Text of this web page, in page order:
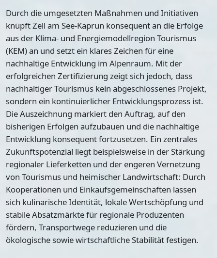
Durch die umgesetzten Maßnahmen und Initiativen
knüpft Zell am See-Kaprun konsequent an die Erfolge
aus der Klima- und Energiemodellregion Tourismus
(KEM) an und setzt ein klares Zeichen für eine
nachhaltige Entwicklung im Alpenraum. Mit der
erfolgreichen Zertifizierung zeigt sich jedoch, dass
nachhaltiger Tourismus kein abgeschlossenes Projekt,
sondern ein kontinuierlicher Entwicklungsprozess ist.
Die Auszeichnung markiert den Auftrag, auf den
bisherigen Erfolgen aufzubauen und die nachhaltige
Entwicklung konsequent fortzusetzen. Ein zentrales
Zukunftspotenzial liegt beispielsweise in der Stärkung
regionaler Lieferketten und der engeren Vernetzung
von Tourismus und heimischer Landwirtschaft: Durch
Kooperationen und Einkaufsgemeinschaften lassen
sich kulinarische Identität, lokale Wertschöpfung und
stabile Absatzmärkte für regionale Produzenten
fördern, Transportwege reduzieren und die
ökologische sowie wirtschaftliche Stabilität festigen.